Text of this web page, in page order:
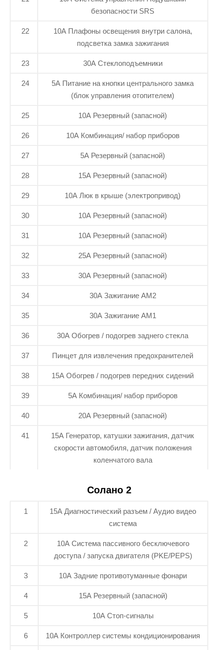
безопасности SRS
22
10А Плафоны освещения внутри салона,
подсветка замка зажигания
23 30А Стеклоподъемники
24
5А Питание на кнопки центрального замка
(блок управления отопителем)
25 10А Резервный (запасной)
26 10А Комбинация/ набор приборов
27 5А Резервный (запасной)
28 15А Резервный (запасной)
29 10А Люк в крыше (электропривод)
30 10А Резервный (запасной)
31 10А Резервный (запасной)
32 25А Резервный (запасной)
33 30А Резервный (запасной)
34 30А Зажигание АМ2
35 30А Зажигание АМ1
36 30А Обогрев / подогрев заднего стекла
37 Пинцет для извлечения предохранителей
38 15А Обогрев / подогрев передних сидений
39 5А Комбинация/ набор приборов
40 20А Резервный (запасной)
41
15А Генератор, катушки зажигания, датчик
скорости автомобиля, датчик положения
коленчатого вала
Солано 2
1
15А Диагностический разъем / Аудио видео
система
2
10А Система пассивного бесключевого
доступа / запуска двигателя (PKE/PEPS)
3 10А Задние противотуманные фонари
4 15А Резервный (запасной)
5 10А Стоп-сигналы
6 10А Контроллер системы кондиционирования